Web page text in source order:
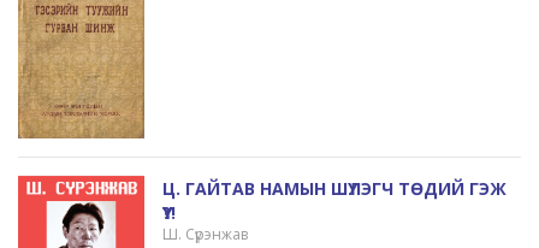
Ц. ГАЙТАВ НАМЫН ШҮЛЭГЧ ТӨДИЙ ГЭЖ
ҮҮ?!
Ш. Сүрэнжав